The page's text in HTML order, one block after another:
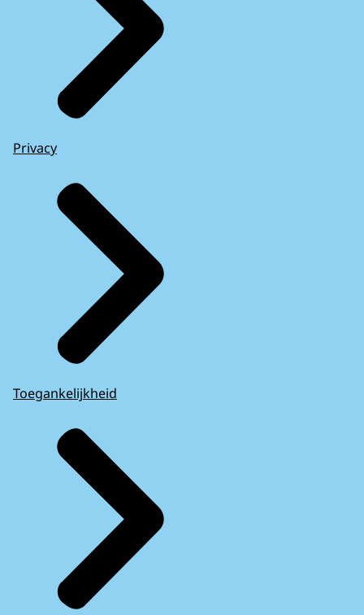
Privacy
Toegankelijkheid